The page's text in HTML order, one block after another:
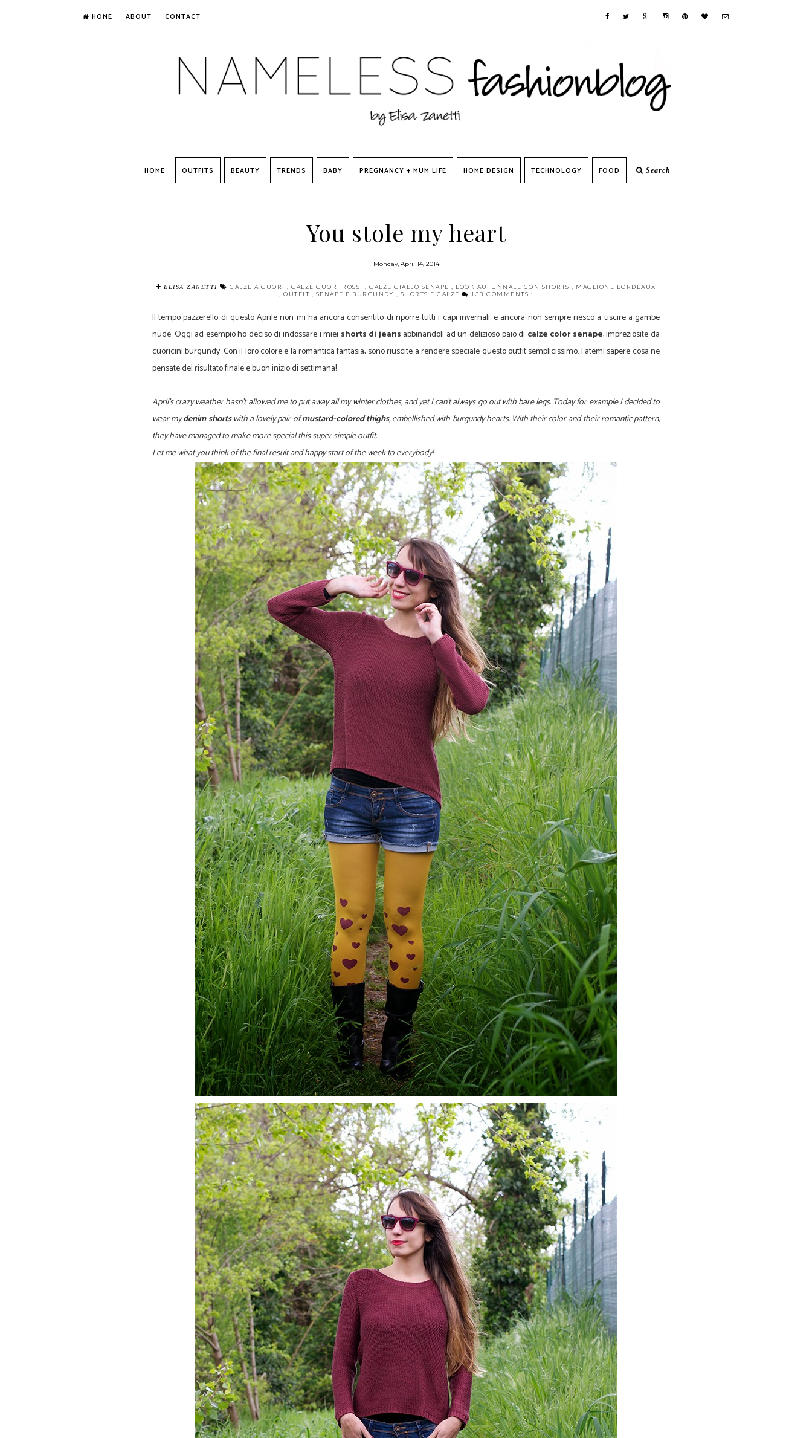
HOME ABOUT CONTACT
HOME OUTFITS BEAUTY TRENDS BABY PREGNANCY + MUM LIFE HOME DESIGN TECHNOLOGY FOOD Search
You stole my heart
Monday, April 14, 2014
ELISA ZANETTI CALZE A CUORI ,CALZE CUORI ROSSI ,CALZE GIALLO SENAPE LOOK AUTUNNALE CON SHORTS
MAGLIONE BORDEAUX
OUTFIT SENAPE E BURGUNDY SHORTS E CALZE 133 COMMENTS :
Il tempo pazzerello di questo Aprile non mi ha ancora consentito di riporre tutti i capi invernali, e ancora non sempre riesco a uscire a gambe
nude. Oggi ad esempio ho deciso di indossare i miei shorts di jeans abbinandoli ad un delizioso paio di calze color senape, impreziosite da
cuoricini burgundy. Con il loro colore e la romantica fantasia, sono riuscite a rendere speciale questo outfit semplicissimo. Fatemi sapere cosa ne
pensate del risultato finale e buon inizio di settimana!
April's crazy weather hasn't allowed me to put away all my winter clothes, and yet I can't always go out with bare legs. Today for example I decided to
wear mydenim shortswith a lovely pair ofmustard-colored thighs, embellished with burgundy hearts. With their color and their romantic pattern,
they have managed to make more special this super simple outfit.
Let me what you think of the final result and happy start of the week to everybody!